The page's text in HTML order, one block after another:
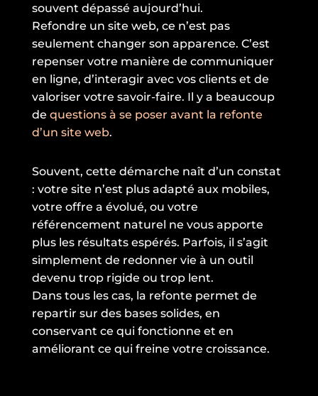
souvent dépassé aujourd’hui.
Refondre un site web, ce n’est pas
seulement changer son apparence. C’est
repenser votre manière de communiquer
en ligne, d’interagir avec vos clients et de
valoriser votre savoir-faire. Il y a beaucoup
de questions à se poser avant la refonte
d’un site web.
Souvent, cette démarche naît d’un constat
: votre site n’est plus adapté aux mobiles,
votre offre a évolué, ou votre
référencement naturel ne vous apporte
plus les résultats espérés. Parfois, il s’agit
simplement de redonner vie à un outil
devenu trop rigide ou trop lent.
Dans tous les cas, la refonte permet de
repartir sur des bases solides, en
conservant ce qui fonctionne et en
améliorant ce qui freine votre croissance.